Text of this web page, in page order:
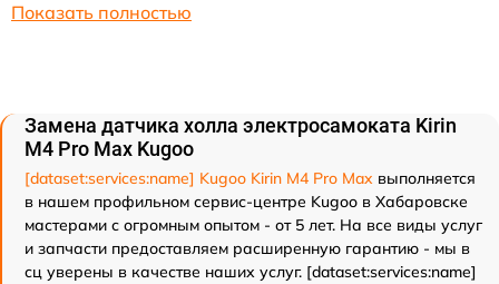
Показать полностью
Замена датчика холла электросамоката Kirin
M4 Pro Max Kugoo
[dataset:services:name] Kugoo Kirin M4 Pro Max выполняется
в нашем профильном сервис-центре Kugoo в Хабаровске
мастерами с огромным опытом - от 5 лет. На все виды услуг
и запчасти предоставляем расширенную гарантию - мы в
сц уверены в качестве наших услуг. [dataset:services:name]